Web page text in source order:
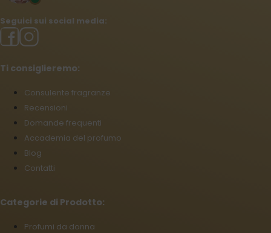
Seguici sui social media:
Ti consiglieremo:
Consulente fragranze
Recensioni
Domande frequenti
Accademia del profumo
Blog
Contatti
Categorie di Prodotto:
Profumi da donna